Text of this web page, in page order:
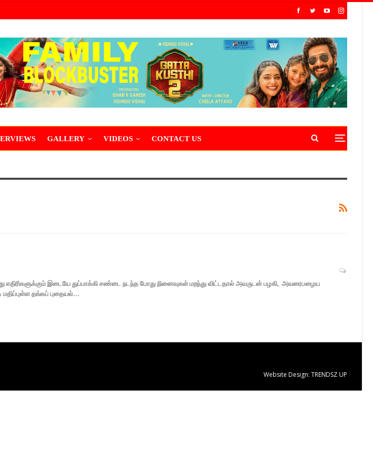
GALLERY VIDEOS CONTACT US
எதிரிகளுக்கும் இடையே துப்பாக்கி சண்டை நடந்த போது நினைவுகள் மறந்து விட்டதால் அவருடன் பழகி, அவரைபழைய
மதிப்புள்ள தங்கப் புதையல்…
Website Design: TRENDSZ UP